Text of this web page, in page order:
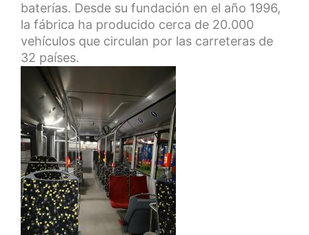
baterías. Desde su fundación en el año 1996,
la fábrica ha producido cerca de 20.000
vehículos que circulan por las carreteras de
32 países.